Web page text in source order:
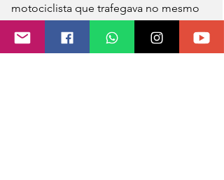
motociclista que trafegava no mesmo
sentido colidiu no reboque. Lucas
morreu no local.